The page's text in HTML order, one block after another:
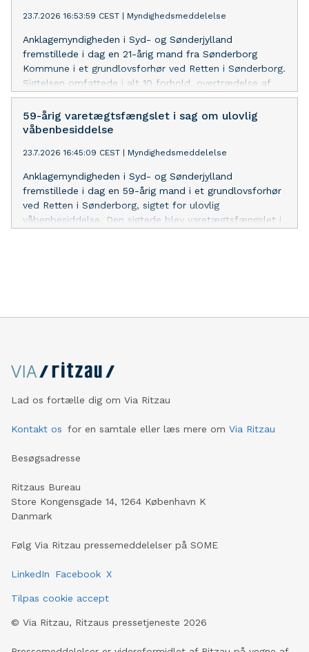
varetægtsfængsling.
23.7.2026 16:53:59 CEST Myndighedsmeddelelse
Anklagemyndigheden i Syd- og Sønderjylland
fremstillede i dag en 21-årig mand fra Sønderborg
Kommune i et grundlovsforhør ved Retten i Sønderborg.
Sigtelsen omfattede i alt 10 forhold, overtrædelse af
lov om euforiserende stoffer, indbrud, forsøg på
indbrud og røveri – alle mod forretninger/virksomheder,
samt vold og trusler m.m. mod personer i offentlig
Han nægtede sig skyldig og tog betænkningstid ift.
59-årig varetægtsfængslet i sag om ulovlig
våbenbesiddelse
23.7.2026 16:45:09 CEST Myndighedsmeddelelse
Anklagemyndigheden i Syd- og Sønderjylland
fremstillede i dag en 59-årig mand i et grundlovsforhør
ved Retten i Sønderborg, sigtet for ulovlig
våbenbesiddelse. Den sigtede blev varetægtsfængslet i
Lad os fortælle dig om Via Ritzau
Kontakt os for en samtale eller læs mere om Via Ritzau
Besøgsadresse
Ritzaus Bureau
Store Kongensgade 14, 1264 København K
Danmark
Følg Via Ritzau pressemeddelelser på SOME
LinkedIn Facebook X
Tilpas cookie accept
© Via Ritzau, Ritzaus pressetjeneste 2026